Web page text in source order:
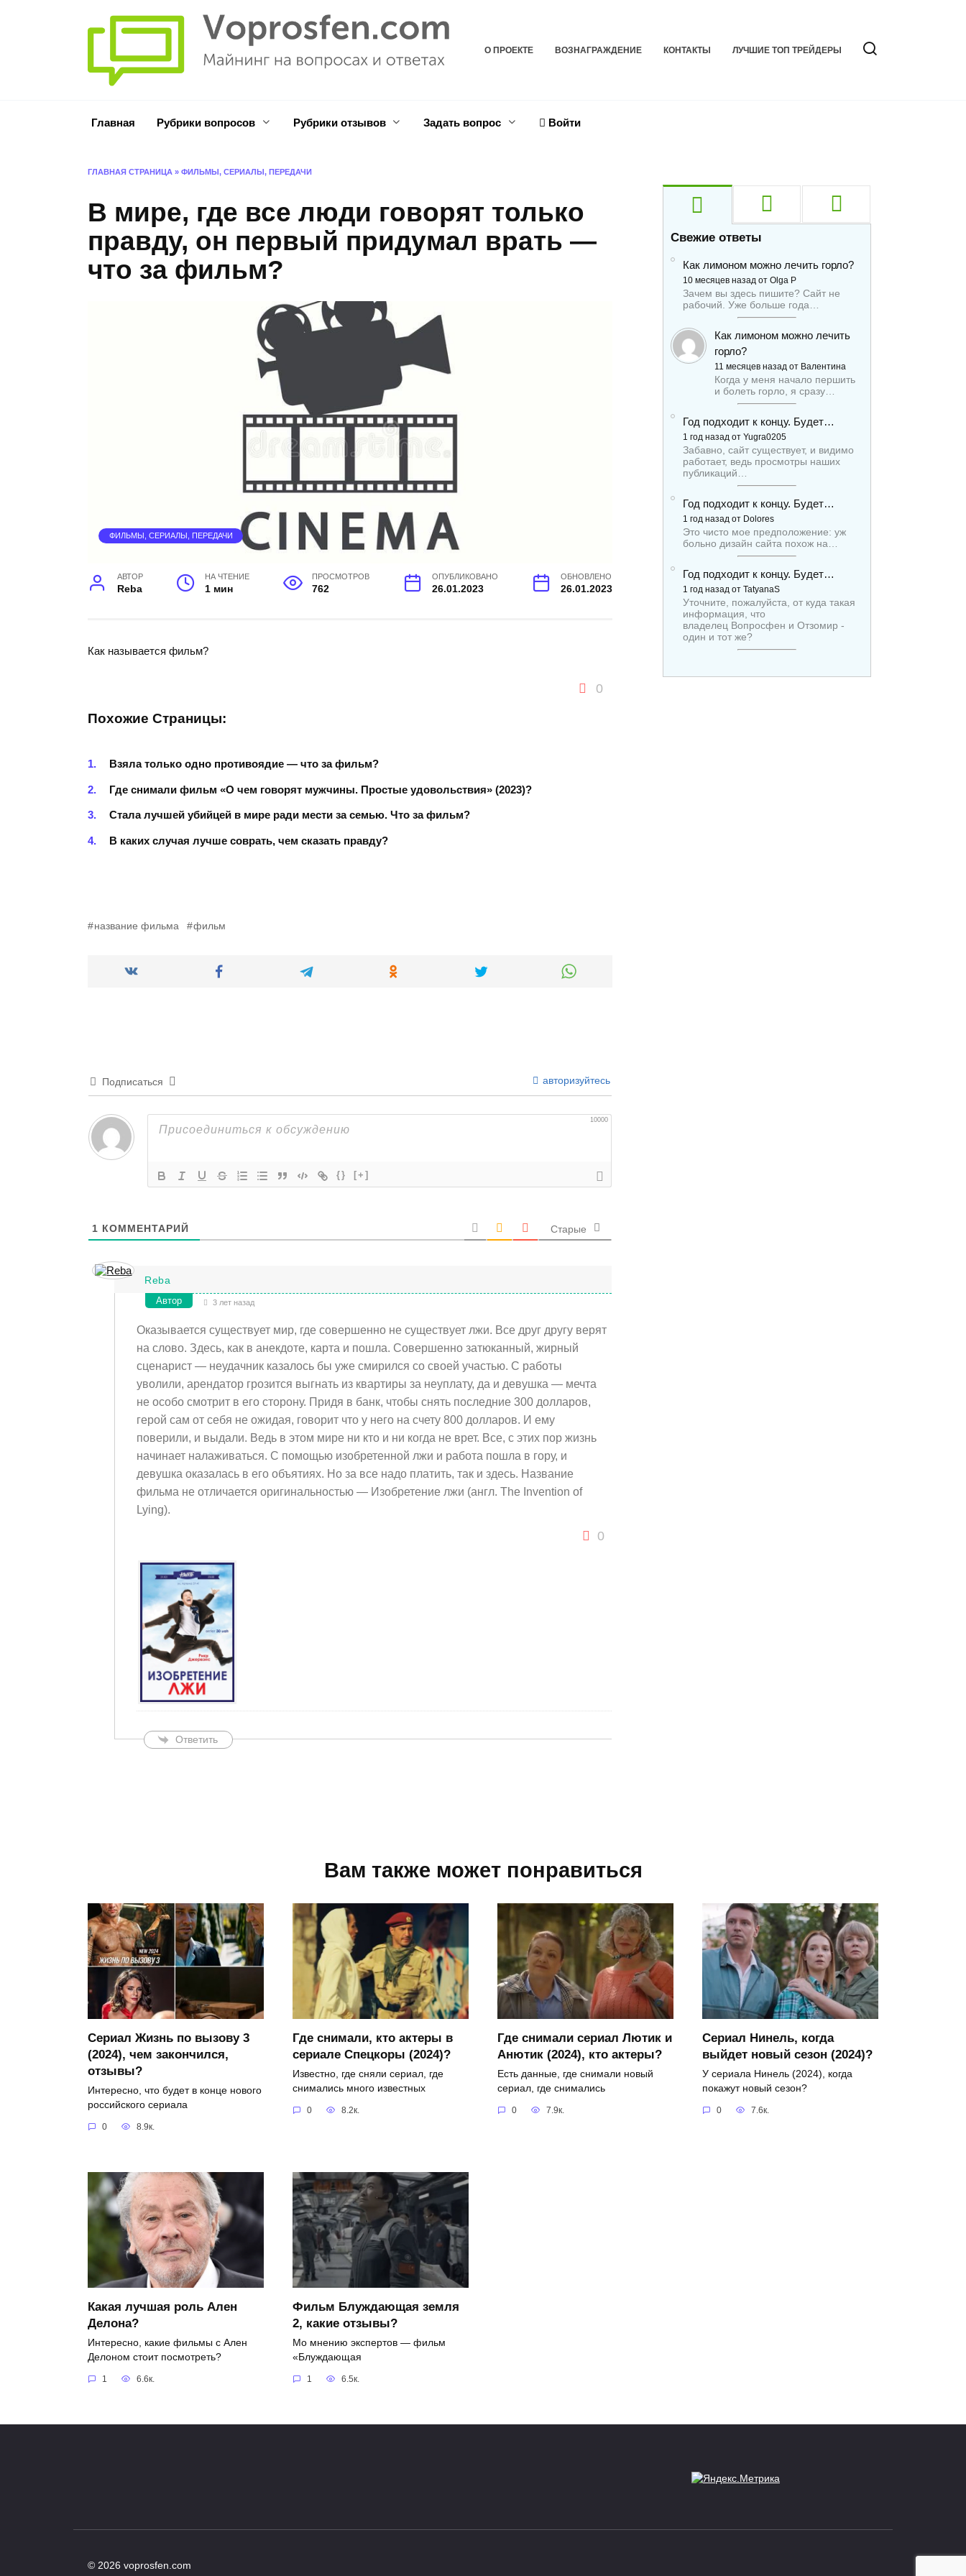
О ПРОЕКТЕ ВОЗНАГРАЖДЕНИЕ КОНТАКТЫ ЛУЧШИЕ ТОП ТРЕЙДЕРЫ
Главная Рубрики вопросов Рубрики отзывов Задать вопрос Войти
ГЛАВНАЯ СТРАНИЦА » ФИЛЬМЫ, СЕРИАЛЫ, ПЕРЕДАЧИ
В мире, где все люди говорят только
правду, он первый придумал врать —
что за фильм?
ФИЛЬМЫ, СЕРИАЛЫ, ПЕРЕДАЧИ
АВТОР
Reba
НА ЧТЕНИЕ
1 мин
ПРОСМОТРОВ
762
ОПУБЛИКОВАНО
26.01.2023
ОБНОВЛЕНО
26.01.2023
Как называется фильм?
0
Похожие Страницы:
Взяла только одно противоядие — что за фильм?
Где снимали фильм «О чем говорят мужчины. Простые удовольствия» (2023)?
Стала лучшей убийцей в мире ради мести за семью. Что за фильм?
В каких случая лучше соврать, чем сказать правду?
название фильма фильм
Подписаться авторизуйтесь
10000
{} [+]
1 КОММЕНТАРИЙ Старые
Reba
Автор 3 лет назад
Оказывается существует мир, где совершенно не существует лжи. Все друг другу верят
на слово. Здесь, как в анекдоте, карта и пошла. Совершенно затюканный, жирный
сценарист — неудачник казалось бы уже смирился со своей участью. С работы
уволили, арендатор грозится выгнать из квартиры за неуплату, да и девушка — мечта
не особо смотрит в его сторону. Придя в банк, чтобы снять последние 300 долларов,
герой сам от себя не ожидая, говорит что у него на счету 800 долларов. И ему
поверили, и выдали. Ведь в этом мире ни кто и ни когда не врет. Все, с этих пор жизнь
начинает налаживаться. С помощью изобретенной лжи и работа пошла в гору, и
девушка оказалась в его объятиях. Но за все надо платить, так и здесь. Название
фильма не отличается оригинальностью — Изобретение лжи (англ. The Invention of
Lying).
0
Ответить
Свежие ответы
Как лимоном можно лечить горло?
10 месяцев назад от Olga P
Зачем вы здесь пишите? Сайт не
рабочий. Уже больше года…
Как лимоном можно лечить
горло?
11 месяцев назад от Валентина
Когда у меня начало першить
и болеть горло, я сразу…
Год подходит к концу. Будет…
1 год назад от Yugra0205
Забавно, сайт существует, и видимо
работает, ведь просмотры наших
публикаций…
Год подходит к концу. Будет…
1 год назад от Dolores
Это чисто мое предположение: уж
больно дизайн сайта похож на…
Год подходит к концу. Будет…
1 год назад от TatyanaS
Уточните, пожалуйста, от куда такая
информация, что
владелец Вопросфен и Отзомир -
один и тот же?
Вам также может понравиться
Сериал Жизнь по вызову 3
(2024), чем закончился,
отзывы?
Интересно, что будет в конце нового
российского сериала
0 8.9к.
Где снимали, кто актеры в
сериале Спецкоры (2024)?
Известно, где сняли сериал, где
снимались много известных
0 8.2к.
Где снимали сериал Лютик и
Анютик (2024), кто актеры?
Есть данные, где снимали новый
сериал, где снимались
0 7.9к.
Сериал Нинель, когда
выйдет новый сезон (2024)?
У сериала Нинель (2024), когда
покажут новый сезон?
0 7.6к.
Какая лучшая роль Ален
Делона?
Интересно, какие фильмы с Ален
Делоном стоит посмотреть?
1 6.6к.
Фильм Блуждающая земля
2, какие отзывы?
Мо мнению экспертов — фильм
«Блуждающая
1 6.5к.
© 2026 voprosfen.com